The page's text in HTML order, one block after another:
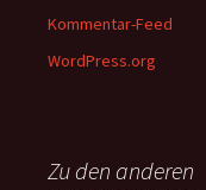
Kommentar-Feed
WordPress.org
Zu den anderen